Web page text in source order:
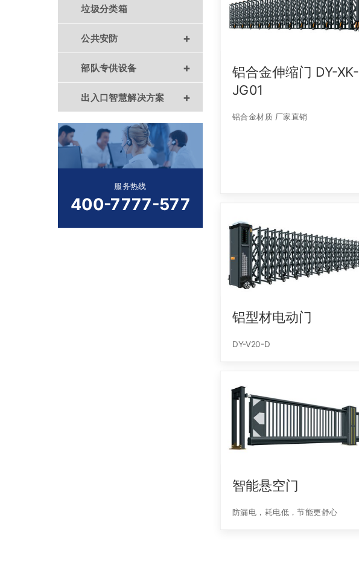
铝合金伸缩门 DY-XK-
JG01
铝合金材质 厂家直销
铝型材电动门
DY-V20-D
智能悬空门
防漏电，耗电低，节能更舒心
垃圾分类箱
公共安防 +
部队专供设备 +
出入口智慧解决方案 +
服务热线
400-7777-577